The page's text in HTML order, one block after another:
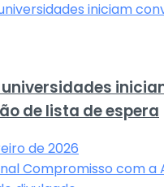
universidades
de lista de espera
de 2026